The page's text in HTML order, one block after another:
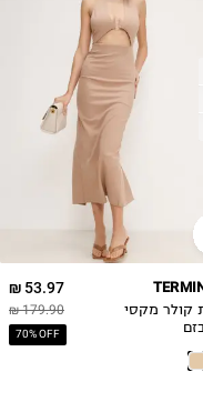
53.97 ₪
179.90 ₪
70% OFF
קולר מקסי